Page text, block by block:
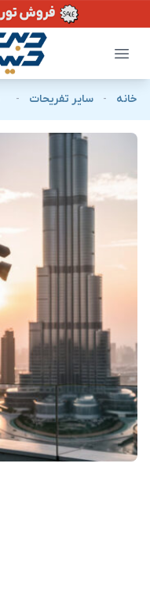
خانه - سایر تفریحات -